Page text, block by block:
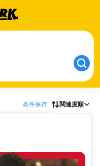
条件保存 関連度順